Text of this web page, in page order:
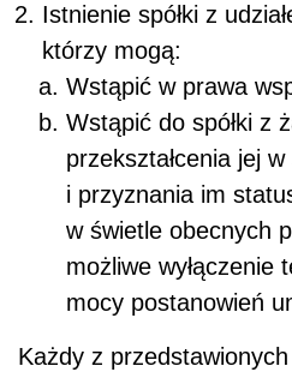
Istnienie spółki z
którzy mogą:
Wstąpić w prawa
Wstąpić do spółki z
przekształcenia jej
i przyznania im
w świetle obecnych
możliwe wyłączenie
mocy postanowień
Każdy z